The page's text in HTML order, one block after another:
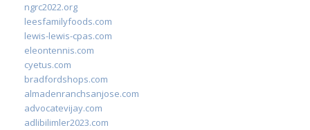
ngrc2022.org
leesfamilyfoods.com
lewis-lewis-cpas.com
eleontennis.com
cyetus.com
bradfordshops.com
almadenranchsanjose.com
advocatevijay.com
adlibilimler2023.com